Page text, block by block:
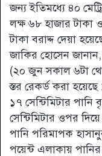
জন্য ইতিমধ্যে ৪০
লক্ষ ৬৮ হাজার টাকা
টাকা বরাদ্দ দেয়া
জাকির হোসেন
(২০ জুন সকাল ৬টা
স্তর রেকর্ড করা
১৭ সেন্টিমিটার পানি
সেন্টিমিটার ওপর
পানি পরিমাপক
পয়েন্ট এলাকায়